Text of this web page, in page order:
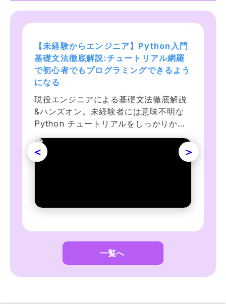
【未経験からエンジニア】Python入門
基礎文法徹底解説:チュートリアル網羅
で初心者でもプログラミングできるよう
になる
現役エンジニアによる基礎文法徹底解説
&ハンズオン。未経験者には意味不明な
Python チュートリアルをしっかりかみ
砕き、ChatGPT による独習方法も解
説。資料・演習が充実、数多くのサンプ
ルコードで体系的に技術を身につけられ
プログラミング言語Ruby入門！未経
験、文系でもOK！基礎からChatGPT
AI LINE botアプリ開発まで学ぶ！
Rubyを学んで未経験からエンジニアに転
職したいけど何から始めればいいかわか
らない、無料のWebサイトや書籍を購入
して学んだけどうまくいかなかった人の
ためのコースです。基礎からAI LINE
botアプリの開発まで学べます。
Web開発入門完全攻略コース -
HTML/CSS/JavaScript. プログラミ
ングをはじめて学び創れる人へ！
MySQL/Bootstrap/Node.js/Git/GitHub
等ウェブ開発に必要な様々なスキルを沢
山学ぼう！カフェのウェブサイト、フォ
トギャラリー、ポートフォリオサイト、
天気情報アプリ等の開発に挑戦！
一覧へ